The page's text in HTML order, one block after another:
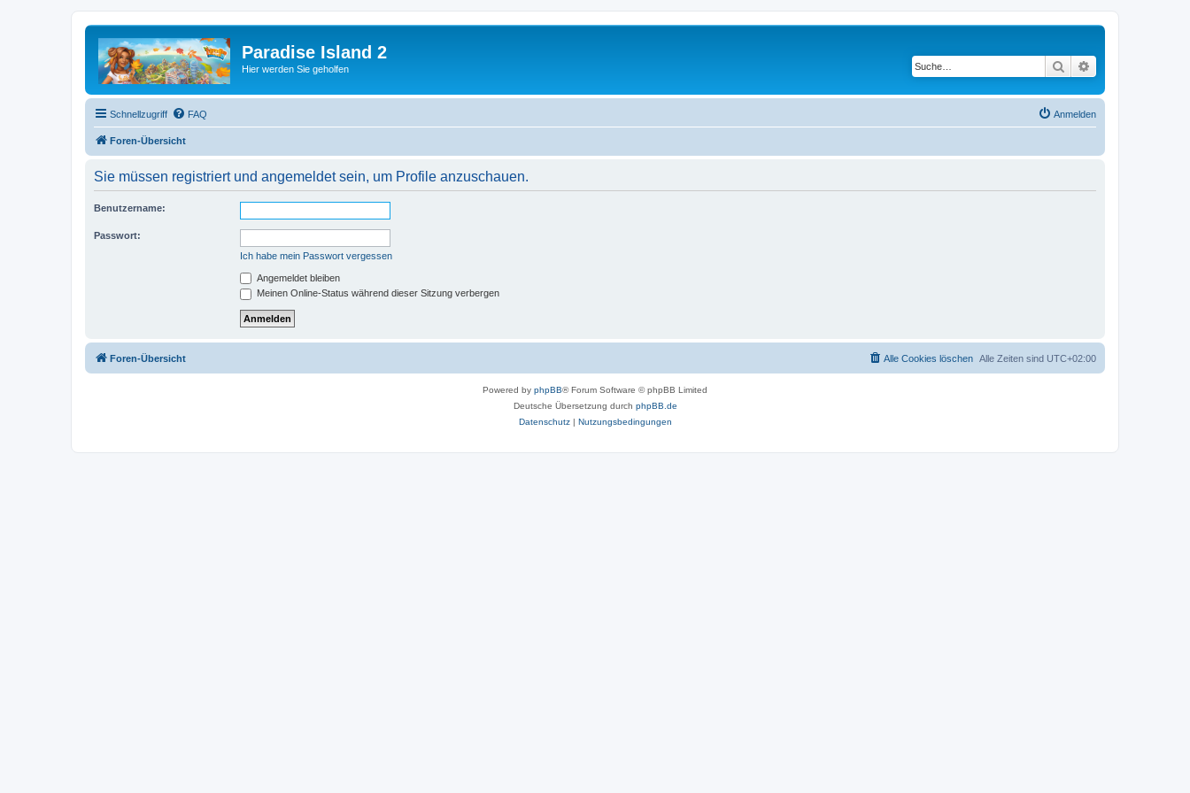
Paradise Island 2
Hier werden Sie geholfen Suche
Schnellzugriff FAQ Anmelden
Foren-Übersicht
Sie müssen registriert und angemeldet sein, um Profile anzuschauen.
Benutzername:
Passwort:
Ich habe mein Passwort vergessen
Angemeldet bleiben
Meinen Online-Status während dieser Sitzung verbergen
Foren-Übersicht Alle Zeiten sind UTC+02:00
Alle Cookies löschen
Powered by phpBB® Forum Software © phpBB Limited
Deutsche Übersetzung durch phpBB.de
Datenschutz| Nutzungsbedingungen